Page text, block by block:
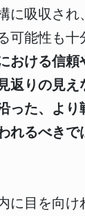
に吸収され
可能性も十
おける信頼
返りの見え
った、より
れるべきで
に目を向け